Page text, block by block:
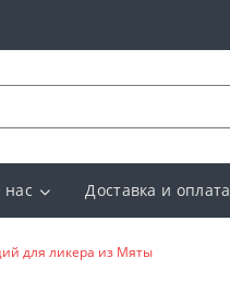
нас Доставка и оплата
для ликера из Мяты